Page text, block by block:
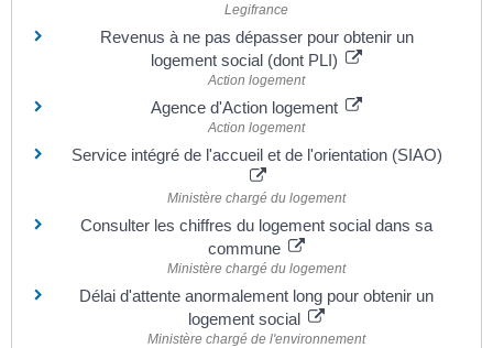
Legifrance
Revenus à ne pas dépasser pour obtenir un
logement social (dont PLI)
Action logement
Agence d'Action logement
Action logement
Service intégré de l'accueil et de l'orientation (SIAO)
Ministère chargé du logement
Consulter les chiffres du logement social dans sa
commune
Ministère chargé du logement
Délai d'attente anormalement long pour obtenir un
logement social
Ministère chargé de l'environnement